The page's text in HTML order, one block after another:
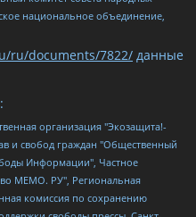
национальное объединение,
ru/documents/7822/ данные
https://mnews.world/, Компания "Stichting Bellingcat", зарегистрированная в Нидерландах (дата регистрации 11.07.2018), Захаров Андрей Вячеславович, Клепиковская Екатерина Дмитриевна, Общество с ограниченной ответственностью "МЕМО", Перл Роман Александрович, Симонов Евгений Алексеевич, Соловьева Елена Анатольевна, Сотников Даниил Владимирович, Сурначева Елизавета Дмитриевна, Автономная некоммерческая организация по защите прав человека и информированию населения "Якутия – Наше Мнение", Общество с ограниченной ответственностью "Москоу диджитал медиа", с 26.01.2023 Общество с ограниченной ответственностью "Чайка Белые сады", Ветошкина Валерия Валерьевна, Заговора Максим Александрович, Межрегиональное общественное движение "Российская ЛГБТ - сеть", Оленичев Максим Владимирович, Павлов Иван Юрьевич, Скворцова Елена Сергеевна, Общество с ограниченной ответственностью "Как бы инагент", Кочетков Игорь Викторович, Общество с ограниченной ответственностью "Честные выборы", Еланчик Олег Александрович, Общество с ограниченной ответственностью "Нобелевский призыв", Гималова Регина Эмилевна, Григорьев Андрей Валерьевич, Григорьева Алина Александровна, Ассоциация по содействию защите прав призывников, альтернативнослужащих и военнослужащих "Правозащитная группа "Гражданин.Армия.Право", Хисамова Регина Фаритовна, Автономная некоммерческая организация по реализации социально-правовых программ "Лилит", Дальневосточное общественное движение "Маяк", Санкт-Петербургская ЛГБТ-инициативная группа "Выход", Инициативная группа ЛГБТ+ "Реверс", Алексеев Андрей Викторович, Бекбулатова Таисия Львовна, Беляев Иван Михайлович, Владыкина Елена Сергеевна, Гельман Марат Александрович, Никульшина Вероника Юрьевна, Толоконникова Надежда Андреевна, Шендерович Виктор Анатольевич, Общество с ограниченной ответственностью "Данное сообщение", Общество с ограниченной ответственностью Издательский дом "Новая глава", Айнбиндер Александра Александровна, Московский комьюнити-центр для ЛГБТ+инициатив, Благотворительный фонд развития филантропии, Deutsche Welle (Германия, Kurt-Schumacher-Strasse 3, 53113 Bonn), Борзунова Мария Михайловна, Воробьев Виктор Викторович, Голубева Анна Львовна, Константинова Алла Михайловна, Малкова Ирина Владимировна, Мурадов Мурад Абдулгалимович, Осетинская Елизавета Николаевна, Понасенков Евгений Николаевич, Ганапольский Матвей Юрьевич, Киселев Евгений Алексеевич, Борухович Ирина Григорьевна, Дремин Иван Тимофеевич, Дубровский Дмитрий Викторович, Красноярская региональная общественная организация поддержки и развития альтернативных образовательных технологий и межкультурных коммуникаций "ИНТЕРРА", Маяковская Екатерина Алексеевна, Фейгин Марк Захарович, Филимонов Андрей Викторович, Дзугкоева Регина Николаевна, Доброхотов Роман Александрович, Дудь Юрий Александрович, Елкин Сергей Владимирович, Кругликов Кирилл Игоревич, Сабунаева Мария Леонидовна, Семенов Алексей Владимирович, Шаинян Карен Багратович, Шульман Екатерина Михайловна, Асафьев Артур Валерьевич, Вахштайн Виктор Семенович, Венедиктов Алексей Алексеевич, Лушникова Екатерина Евгеньевна, Волков Леонид Михайлович, Невзоров Александр Глебович, Пархоменко Сергей Борисович, Сироткин Ярослав Николаевич, Кара-Мурза Владимир Владимирович, Баранова Наталья Владимировна, Гозман Леонид Яковлевич, Кагарлицкий Борис Юльевич, Климарев Михаил Валерьевич, Милов Владимир Станиславович, Автономная некоммерческая организация Краснодарский центр современного искусства "Типография", Моргенштерн Алишер Тагирович, Соболь Любовь Эдуардовна, Общество с ограниченной ответственностью "ЛИЗА НОРМ", Каспаров Гарри Кимович, Ходорковский Михаил Борисович, Общество с ограниченной ответственностью "Апрельские тезисы", Данилович Ирина Брониславовна, Кашин Олег Владимирович, Петров Николай Владимирович, Пивоваров Алексей Владимирович, Соколов Михаил Владимирович, Цветкова Юлия Владимировна, Чичваркин Евгений Александрович, Комитет против пыток/Команда против пыток, Общество с ограниченной ответственностью "Первый научный", Общество с ограниченной ответственностью "Вертолет и ко", Белоцерковская Вероника Борисовна, Кац Максим Евгеньевич, Лазарева Татьяна Юрьевна, Шаведдинов Руслан Табризович, Яшин Илья Валерьевич, Общество с ограниченной ответственностью "Иноагент ААВ", Алешковский Дмитрий Петрович, Альбац Евгения Марковна, Быков Дмитрий Львович, Галямина Юлия Евгеньевна, Лойко Сергей Леонидович, Мартынов Кирилл Константинович, Медведев Сергей Александрович, Крашенинников Федор Геннадиевич, Гордеева Катерина Вл